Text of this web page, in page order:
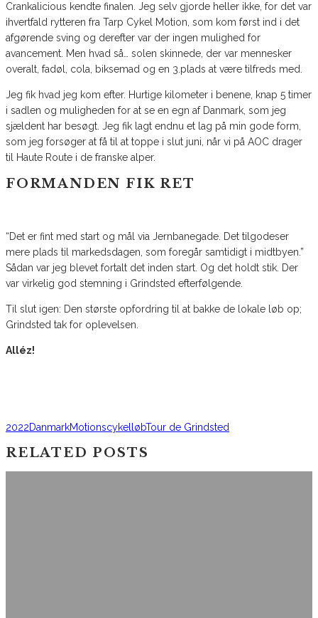
Crankalicious kendte finalen. Jeg selv gjorde heller ikke, for det var
ihvertfald rytteren fra Tarp Cykel Motion, som kom først ind i det
afgørende sving og derefter var der ingen mulighed for
avancement. Men hvad så… solen skinnede, der var mennesker
overalt, fadøl, cola, biksemad og en 3.plads at være tilfreds med.
Jeg fik hvad jeg kom efter. Hurtige kilometer i benene, knap 5 timer
i sadlen og muligheden for at se en egn af Danmark, som jeg
sjældent har besøgt. Jeg fik lagt endnu et lag på min gode form,
som jeg forsøger at få til at toppe i slut juni, når vi på AOC drager
til Haute Route i de franske alper.
FORMANDEN FIK RET
“Det er fint med start og mål via Jernbanegade. Det tilgodeser
mere plads til markedsdagen, som foregår samtidigt i midtbyen.”
Sådan var jeg blevet fortalt det inden start. Og det holdt stik. Der
var virkelig god stemning i Grindsted efterfølgende.
Til slut igen: Den største opfordring til at bakke de lokale løb op;
Grindsted tak for oplevelsen.
Alléz!
2022DanmarkMotionscykelløbTour de Grindsted
RELATED POSTS